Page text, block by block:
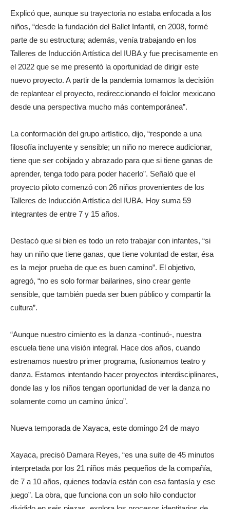
Explicó que, aunque su trayectoria no estaba enfocada a los
niños, “desde la fundación del Ballet Infantil, en 2008, formé
parte de su estructura; además, venía trabajando en los
Talleres de Inducción Artística del IUBA y fue precisamente en
el 2022 que se me presentó la oportunidad de dirigir este
nuevo proyecto. A partir de la pandemia tomamos la decisión
de replantear el proyecto, redireccionando el folclor mexicano
desde una perspectiva mucho más contemporánea”.
La conformación del grupo artístico, dijo, “responde a una
filosofía incluyente y sensible; un niño no merece audicionar,
tiene que ser cobijado y abrazado para que si tiene ganas de
aprender, tenga todo para poder hacerlo”. Señaló que el
proyecto piloto comenzó con 26 niños provenientes de los
Talleres de Inducción Artística del IUBA. Hoy suma 59
integrantes de entre 7 y 15 años.
Destacó que si bien es todo un reto trabajar con infantes, “si
hay un niño que tiene ganas, que tiene voluntad de estar, ésa
es la mejor prueba de que es buen camino”. El objetivo,
agregó, “no es solo formar bailarines, sino crear gente
sensible, que también pueda ser buen público y compartir la
cultura”.
“Aunque nuestro cimiento es la danza -continuó-, nuestra
escuela tiene una visión integral. Hace dos años, cuando
estrenamos nuestro primer programa, fusionamos teatro y
danza. Estamos intentando hacer proyectos interdisciplinares,
donde las y los niños tengan oportunidad de ver la danza no
solamente como un camino único”.
Nueva temporada de Xayaca, este domingo 24 de mayo
Xayaca, precisó Damara Reyes, “es una suite de 45 minutos
interpretada por los 21 niños más pequeños de la compañía,
de 7 a 10 años, quienes todavía están con esa fantasía y ese
juego”. La obra, que funciona con un solo hilo conductor